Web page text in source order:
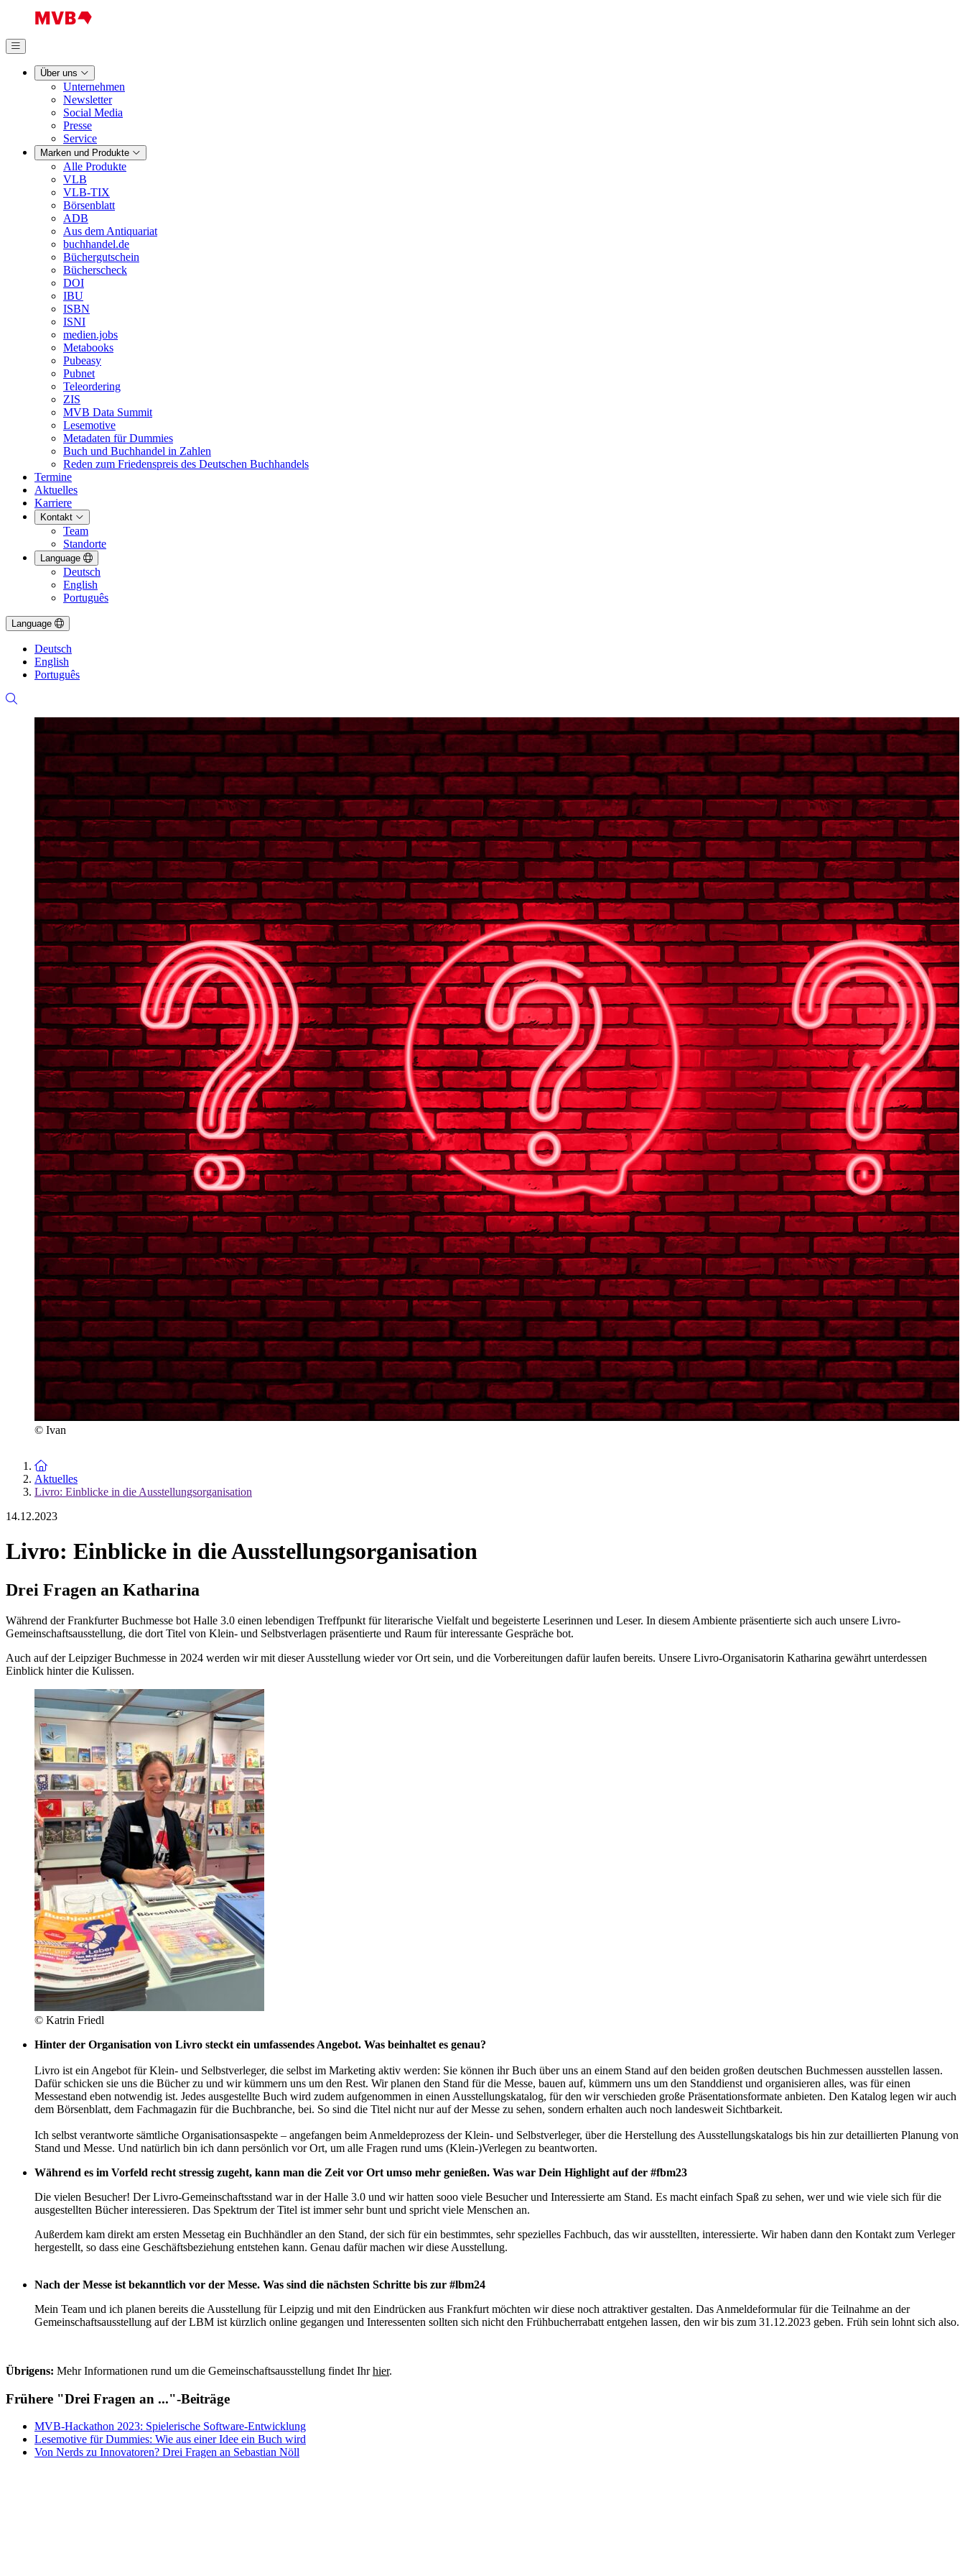
Über uns
Unternehmen
Newsletter
Social Media
Presse
Service
Marken und Produkte
Alle Produkte
VLB
VLB-TIX
Börsenblatt
ADB
Aus dem Antiquariat
buchhandel.de
Büchergutschein
Bücherscheck
DOI
IBU
ISBN
ISNI
medien.jobs
Metabooks
Pubeasy
Pubnet
Teleordering
ZIS
MVB Data Summit
Lesemotive
Metadaten für Dummies
Buch und Buchhandel in Zahlen
Reden zum Friedenspreis des Deutschen Buchhandels
Termine
Aktuelles
Karriere
Kontakt
Team
Standorte
Language
Deutsch
English
Português
Language
Deutsch
English
Português
© Ivan
Zur Startseite
Aktuelles
Livro: Einblicke in die Ausstellungsorganisation
14.12.2023
Livro: Einblicke in die Ausstellungsorganisation
Drei Fragen an Katharina
Während der Frankfurter Buchmesse bot Halle 3.0 einen lebendigen Treffpunkt für literarische Vielfalt und begeisterte Leserinnen und Leser. In diesem Ambiente präsentierte sich auch unsere Livro-
Gemeinschaftsausstellung, die dort Titel von Klein- und Selbstverlagen präsentierte und Raum für interessante Gespräche bot.
Auch auf der Leipziger Buchmesse in 2024 werden wir mit dieser Ausstellung wieder vor Ort sein, und die Vorbereitungen dafür laufen bereits. Unsere Livro-Organisatorin Katharina gewährt unterdessen
Einblick hinter die Kulissen.
© Katrin Friedl
Hinter der Organisation von Livro steckt ein umfassendes Angebot. Was beinhaltet es genau?
Livro ist ein Angebot für Klein- und Selbstverleger, die selbst im Marketing aktiv werden: Sie können ihr Buch über uns an einem Stand auf den beiden großen deutschen Buchmessen ausstellen lassen.
Dafür schicken sie uns die Bücher zu und wir kümmern uns um den Rest. Wir planen den Stand für die Messe, bauen auf, kümmern uns um den Standdienst und organisieren alles, was für einen
Messestand eben notwendig ist. Jedes ausgestellte Buch wird zudem aufgenommen in einen Ausstellungskatalog, für den wir verschieden große Präsentationsformate anbieten. Den Katalog legen wir auch
dem Börsenblatt, dem Fachmagazin für die Buchbranche, bei. So sind die Titel nicht nur auf der Messe zu sehen, sondern erhalten auch noch landesweit Sichtbarkeit.
Ich selbst verantworte sämtliche Organisationsaspekte – angefangen beim Anmeldeprozess der Klein- und Selbstverleger, über die Herstellung des Ausstellungskatalogs bis hin zur detaillierten Planung von
Stand und Messe. Und natürlich bin ich dann persönlich vor Ort, um alle Fragen rund ums (Klein-)Verlegen zu beantworten.
Während es im Vorfeld recht stressig zugeht, kann man die Zeit vor Ort umso mehr genießen. Was war Dein Highlight auf der #fbm23
Die vielen Besucher! Der Livro-Gemeinschaftsstand war in der Halle 3.0 und wir hatten sooo viele Besucher und Interessierte am Stand. Es macht einfach Spaß zu sehen, wer und wie viele sich für die
ausgestellten Bücher interessieren. Das Spektrum der Titel ist immer sehr bunt und spricht viele Menschen an.
Außerdem kam direkt am ersten Messetag ein Buchhändler an den Stand, der sich für ein bestimmtes, sehr spezielles Fachbuch, das wir ausstellten, interessierte. Wir haben dann den Kontakt zum Verleger
hergestellt, so dass eine Geschäftsbeziehung entstehen kann. Genau dafür machen wir diese Ausstellung.
Nach der Messe ist bekanntlich vor der Messe. Was sind die nächsten Schritte bis zur #lbm24
Mein Team und ich planen bereits die Ausstellung für Leipzig und mit den Eindrücken aus Frankfurt möchten wir diese noch attraktiver gestalten. Das Anmeldeformular für die Teilnahme an der
Gemeinschaftsausstellung auf der LBM ist kürzlich online gegangen und Interessenten sollten sich nicht den Frühbucherrabatt entgehen lassen, den wir bis zum 31.12.2023 geben. Früh sein lohnt sich also.
Übrigens: Mehr Informationen rund um die Gemeinschaftsausstellung findet Ihrhier.
Frühere "Drei Fragen an ..."-Beiträge
MVB-Hackathon 2023: Spielerische Software-Entwicklung
Lesemotive für Dummies: Wie aus einer Idee ein Buch wird
Von Nerds zu Innovatoren? Drei Fragen an Sebastian Nöll